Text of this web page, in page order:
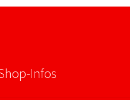
Infos